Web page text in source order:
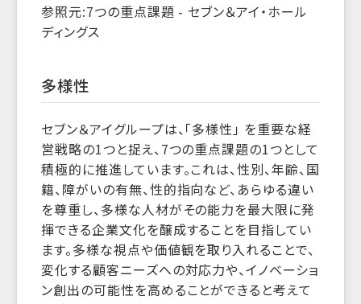
参照元:7つの重点課題 - セブン＆アイ・ホール
ディングス
多様性
セブン＆アイグループは、「多様性」 を重要な経
営戦略の1つと捉え、7つの重点課題の1つとして
積極的に推進しています。これは、性別、年齢、国
籍、障がいの有無、性的指向など、あらゆる違い
を尊重し、多様な人材がその能力を最大限に発
揮できる企業文化を醸成することを目指してい
ます。多様な視点や価値観を取り入れることで、
変化する顧客ニーズへの対応力や、イノベーショ
ン創出の可能性を高めることができると考えて